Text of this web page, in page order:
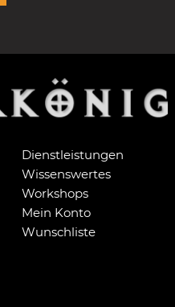
Dienstleistungen
Wissenswertes
Workshops
Mein Konto
Wunschliste